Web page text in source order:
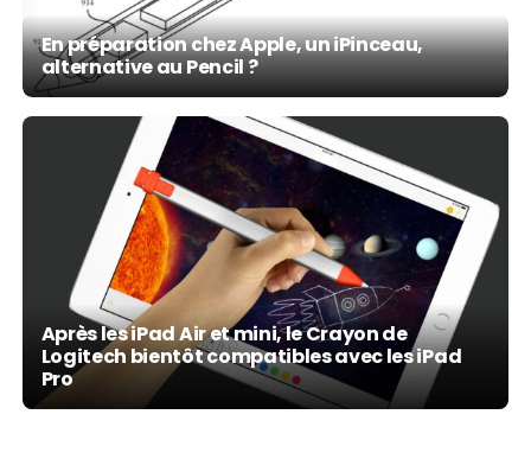
En préparation chez Apple, un iPinceau,
alternative au Pencil ?
Après les iPad Air et mini, le Crayon de
Logitech bientôt compatibles avec les iPad
Pro